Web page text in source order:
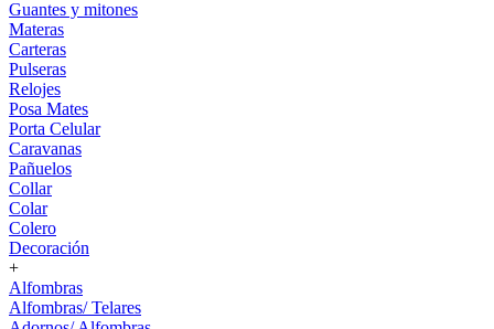
Guantes y mitones
Materas
Carteras
Pulseras
Relojes
Posa Mates
Porta Celular
Caravanas
Pañuelos
Collar
Colar
Colero
Decoración
+
Alfombras
Alfombras/ Telares